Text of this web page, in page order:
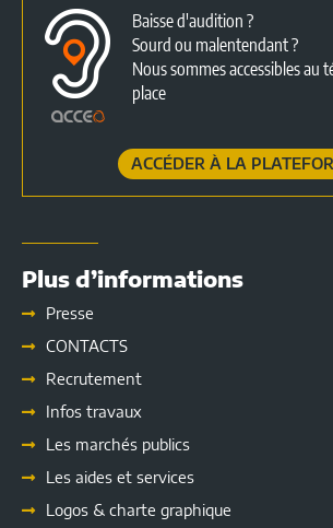
Baisse d'audition ?
Sourd ou malentendant ?
Nous sommes accessibles au
place
ACCÉDER À LA
Plus d’informations
Presse
CONTACTS
Recrutement
Infos travaux
Les marchés publics
Les aides et services
Logos & charte graphique